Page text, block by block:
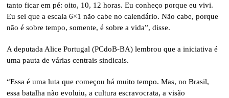
tanto ficar em pé: oito, 10, 12 horas. Eu conheço porque eu vivi.
Eu sei que a escala 6×1 não cabe no calendário. Não cabe, porque
não é sobre tempo, somente, é sobre a vida”, disse.
A deputada Alice Portugal (PCdoB-BA) lembrou que a iniciativa é
uma pauta de várias centrais sindicais.
“Essa é uma luta que começou há muito tempo. Mas, no Brasil,
essa batalha não evoluiu, a cultura escravocrata, a visão